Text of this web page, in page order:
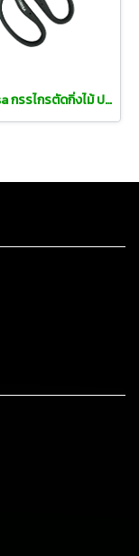
Chikamasa กรรไกรตัดกิ่งไม้ ปากแหลม ลดแบคทีเรีย